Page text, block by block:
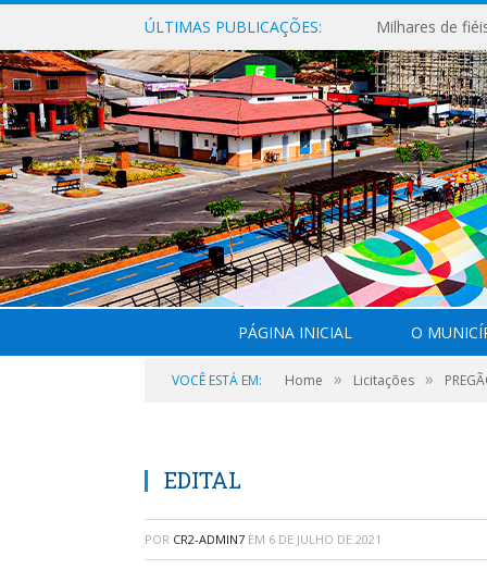
ÚLTIMAS PUBLICAÇÕES:
PÁGINA INICIAL O
VOCÊ ESTÁ EM: Home » Licitações »
EDITAL
POR CR2-ADMIN7 EM 6 DE JULHO DE 2021